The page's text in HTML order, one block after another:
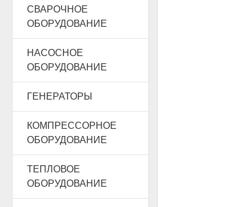
СВАРОЧНОЕ
ОБОРУДОВАНИЕ
НАСОСНОЕ
ОБОРУДОВАНИЕ
ГЕНЕРАТОРЫ
КОМПРЕССОРНОЕ
ОБОРУДОВАНИЕ
ТЕПЛОВОЕ
ОБОРУДОВАНИЕ